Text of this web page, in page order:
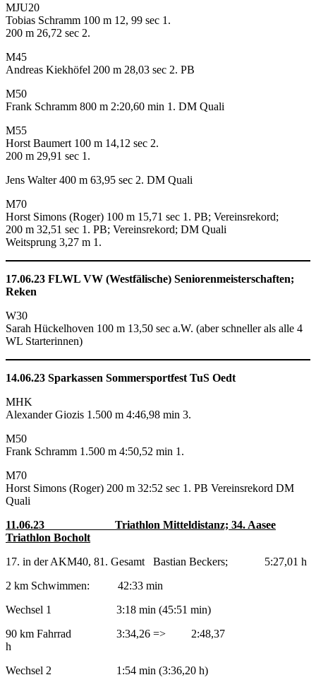
MJU20
Tobias Schramm 100 m 12, 99 sec 1.
200 m 26,72 sec 2.
M45
Andreas Kiekhöfel 200 m 28,03 sec 2. PB
M50
Frank Schramm 800 m 2:20,60 min 1. DM Quali
M55
Horst Baumert 100 m 14,12 sec 2.
200 m 29,91 sec 1.
Jens Walter 400 m 63,95 sec 2. DM Quali
M70
Horst Simons (Roger) 100 m 15,71 sec 1. PB; Vereinsrekord;
200 m 32,51 sec 1. PB; Vereinsrekord; DM Quali
Weitsprung 3,27 m 1.
17.06.23 FLWL VW (Westfälische) Seniorenmeisterschaften;
Reken
W30
Sarah Hückelhoven 100 m 13,50 sec a.W. (aber schneller als alle 4
WL Starterinnen)
14.06.23 Sparkassen Sommersportfest TuS Oedt
MHK
Alexander Giozis 1.500 m 4:46,98 min 3.
M50
Frank Schramm 1.500 m 4:50,52 min 1.
M70
Horst Simons (Roger) 200 m 32:52 sec 1. PB Vereinsrekord DM
Quali
11.06.23 Triathlon Mitteldistanz; 34. Aasee
Triathlon Bocholt
17. in der AKM40, 81. Gesamt Bastian Beckers; 5:27,01 h
2 km Schwimmen: 42:33 min
Wechsel 1 3:18 min (45:51 min)
90 km Fahrrad 3:34,26 => 2:48,37
h
Wechsel 2 1:54 min (3:36,20 h)